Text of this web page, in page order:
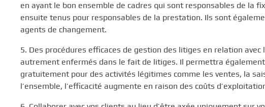
en ayant le bon ensemble de cadres qui sont responsables de la
ensuite tenus pour responsables de la prestation. Ils sont
agents de changement.
5. Des procédures efficaces de gestion des litiges en relation
autrement enfermés dans le fait de litiges. Il permettra
gratuitement pour des activités légitimes comme les ventes, la
l’ensemble, l’efficacité augmente en raison des coûts